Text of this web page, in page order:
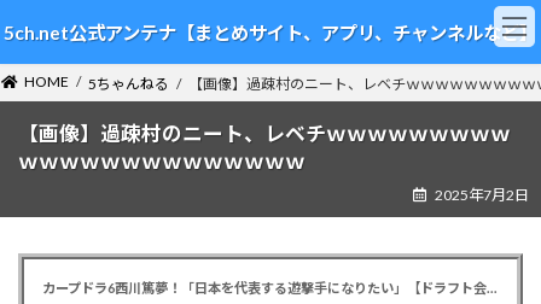
ン
テ
ン
ツ
ビ
ゲ
ー
シ
5ch.net公式アンテナ【まとめサイト、アプリ、チャンネルなど】
HOME 5ちゃんねる 【画像】過疎村のニート、レベチｗｗｗｗｗｗｗｗ
【画像】過疎村のニート、レベチｗｗｗｗｗｗｗｗｗ
ｗｗｗｗｗｗｗｗｗｗｗｗｗｗ
2025年7月2日
カープドラ6西川篤夢！「日本を代表する遊撃手になりたい」【ドラフト会議2025】